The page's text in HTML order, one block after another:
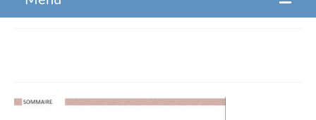
Infos Pratiques